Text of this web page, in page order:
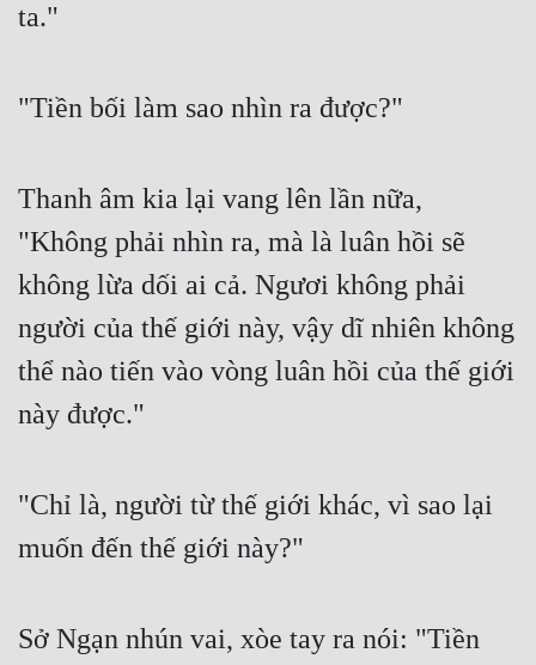
Cổ Tiên Hiệp
Du Hí
Dị Giới
Dị Năng
Gia Đấu
Góc Nhìn Nam
Huyền Nghi
Huyền Ảo
Hệ Thống
ta."
"Tiền bối làm sao nhìn ra được?"
Thanh âm kia lại vang lên lần nữa,
"Không phải nhìn ra, mà là luân hồi sẽ
không lừa dối ai cả. Ngươi không phải
người của thế giới này, vậy dĩ nhiên không
thể nào tiến vào vòng luân hồi của thế giới
này được."
"Chỉ là, người từ thế giới khác, vì sao lại
muốn đến thế giới này?"
Sở Ngạn nhún vai, xòe tay ra nói: "Tiền